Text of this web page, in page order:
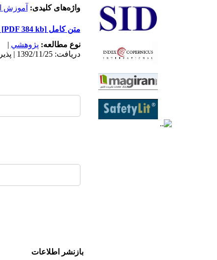
واژه‌های کلیدی: آموزش
متن کامل[PDF 384 kb]
نوع مطالعه: پژوهشي |
دریافت: 1392/11/25 | پذیرش: 1393/1/25
بازنشر اطلاعات